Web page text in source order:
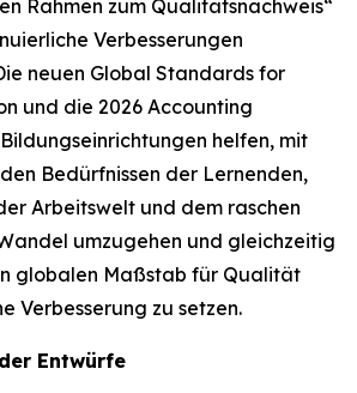
Rahmen zum Qualitätsnachweis“
Verbesserungen
neuen Global Standards for
und die 2026 Accounting
helfen, mit
Bedürfnissen der Lernenden,
Arbeitswelt und dem raschen
umzugehen und gleichzeitig
globalen Maßstab für Qualität
Verbesserung zu setzen.
Entwürfe